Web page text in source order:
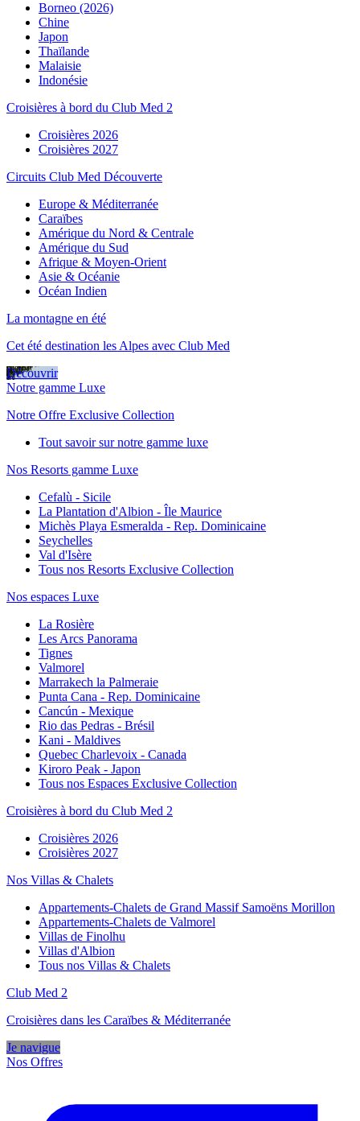
Borneo (2026)
Chine
Japon
Thaïlande
Malaisie
Indonésie
Croisières à bord du Club Med 2
Croisières 2026
Croisières 2027
Circuits Club Med Découverte
Europe & Méditerranée
Caraïbes
Amérique du Nord & Centrale
Amérique du Sud
Afrique & Moyen-Orient
Asie & Océanie
Océan Indien
La montagne en été
Cet été destination les Alpes avec Club Med
Découvrir
Notre gamme Luxe
Notre Offre Exclusive Collection
Tout savoir sur notre gamme luxe
Nos Resorts gamme Luxe
Cefalù - Sicile
La Plantation d'Albion - Île Maurice
Michès Playa Esmeralda - Rep. Dominicaine
Seychelles
Val d'Isère
Tous nos Resorts Exclusive Collection
Nos espaces Luxe
La Rosière
Les Arcs Panorama
Tignes
Valmorel
Marrakech la Palmeraie
Punta Cana - Rep. Dominicaine
Cancún - Mexique
Rio das Pedras - Brésil
Kani - Maldives
Quebec Charlevoix - Canada
Kiroro Peak - Japon
Tous nos Espaces Exclusive Collection
Croisières à bord du Club Med 2
Croisières 2026
Croisières 2027
Nos Villas & Chalets
Appartements-Chalets de Grand Massif Samoëns Morillon
Appartements-Chalets de Valmorel
Villas de Finolhu
Villas d'Albion
Tous nos Villas & Chalets
Club Med 2
Croisières dans les Caraïbes & Méditerranée
Je navigue
Nos Offres